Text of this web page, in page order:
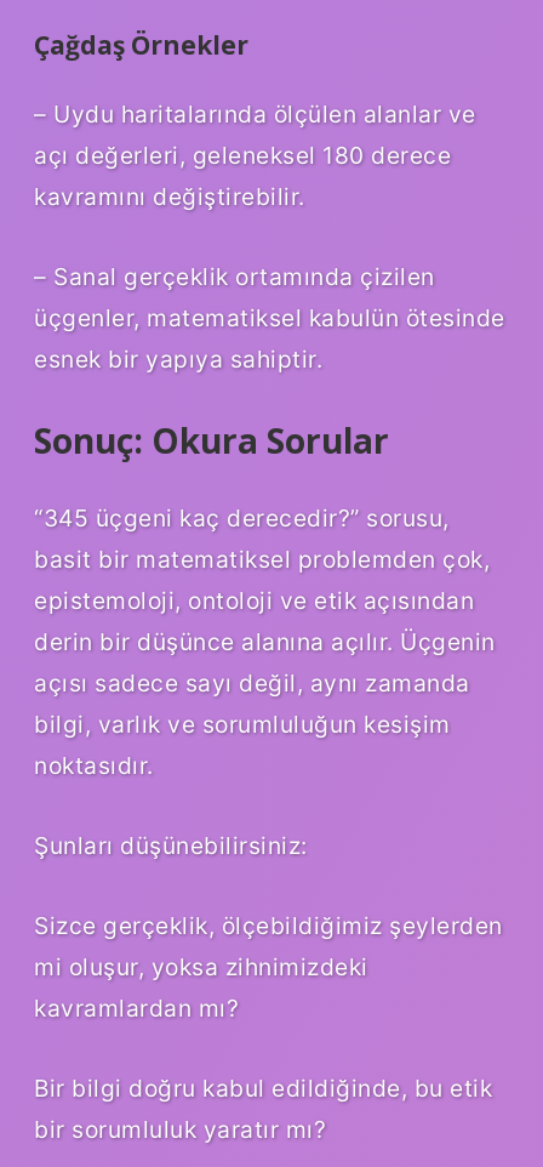
Çağdaş Örnekler
– Uydu haritalarında ölçülen alanlar ve
açı değerleri, geleneksel 180 derece
kavramını değiştirebilir.
– Sanal gerçeklik ortamında çizilen
üçgenler, matematiksel kabulün ötesinde
esnek bir yapıya sahiptir.
Sonuç: Okura Sorular
“345 üçgeni kaç derecedir?” sorusu,
basit bir matematiksel problemden çok,
epistemoloji, ontoloji ve etik açısından
derin bir düşünce alanına açılır. Üçgenin
açısı sadece sayı değil, aynı zamanda
bilgi, varlık ve sorumluluğun kesişim
noktasıdır.
Şunları düşünebilirsiniz:
Sizce gerçeklik, ölçebildiğimiz şeylerden
mi oluşur, yoksa zihnimizdeki
kavramlardan mı?
Bir bilgi doğru kabul edildiğinde, bu etik
bir sorumluluk yaratır mı?